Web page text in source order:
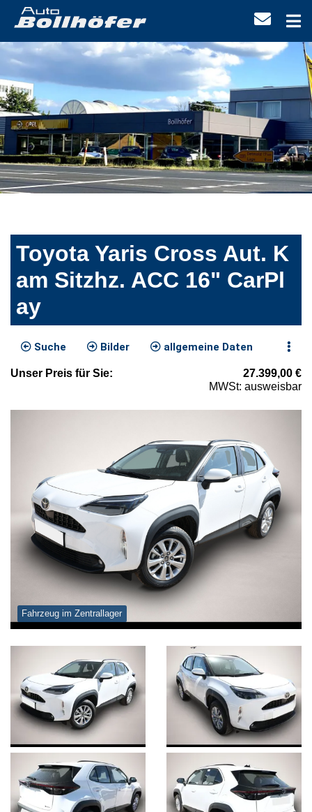
Toyota Yaris Cross Aut. K
am Sitzhz. ACC 16" CarPl
ay
Suche Bilder allgemeine Daten
Unser Preis für Sie: 27.399,00 €
MWSt: ausweisbar
Fahrzeug im Zentrallager